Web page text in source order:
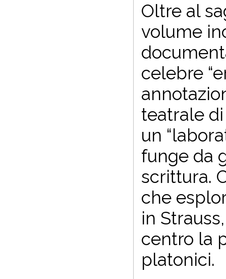
Oltre al
volume
celebre
teatrale di
un
funge da
scrittura.
che
in
centro la
platonici.